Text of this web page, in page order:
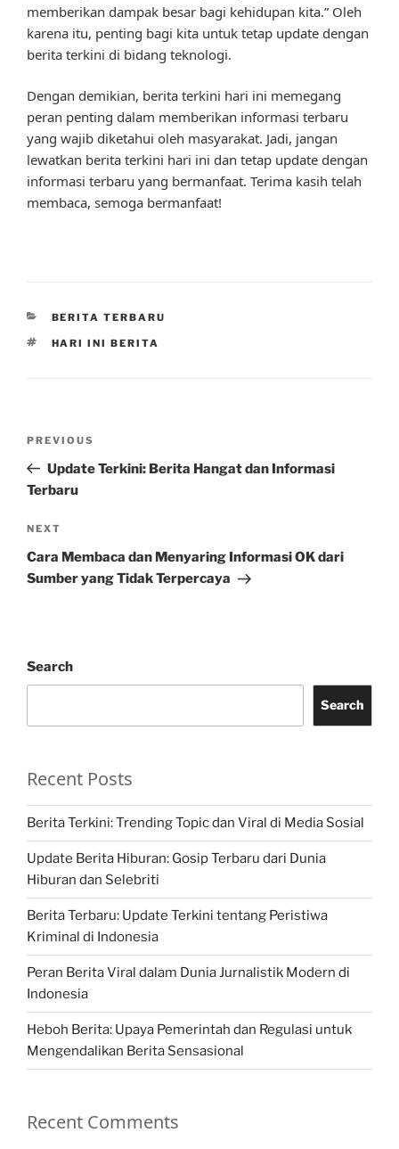
memberikan dampak besar bagi kehidupan kita.” Oleh
karena itu, penting bagi kita untuk tetap update dengan
berita terkini di bidang teknologi.
Dengan demikian, berita terkini hari ini memegang
peran penting dalam memberikan informasi terbaru
yang wajib diketahui oleh masyarakat. Jadi, jangan
lewatkan berita terkini hari ini dan tetap update dengan
informasi terbaru yang bermanfaat. Terima kasih telah
membaca, semoga bermanfaat!
CATEGORIES
BERITA TERBARU
TAGS
HARI INI BERITA
Previous
Post
PREVIOUS
Update Terkini: Berita Hangat dan Informasi
Terbaru
Next
Post
NEXT
Cara Membaca dan Menyaring Informasi OK dari
Sumber yang Tidak Terpercaya
Search
Search
Recent Posts
Berita Terkini: Trending Topic dan Viral di Media Sosial
Update Berita Hiburan: Gosip Terbaru dari Dunia
Hiburan dan Selebriti
Berita Terbaru: Update Terkini tentang Peristiwa
Kriminal di Indonesia
Peran Berita Viral dalam Dunia Jurnalistik Modern di
Indonesia
Heboh Berita: Upaya Pemerintah dan Regulasi untuk
Mengendalikan Berita Sensasional
Recent Comments